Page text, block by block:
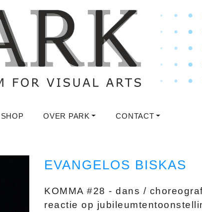
SHOP OVER PARK CONTACT
EVANGELOS BISKAS
KOMMA #28 - dans /
reactie op